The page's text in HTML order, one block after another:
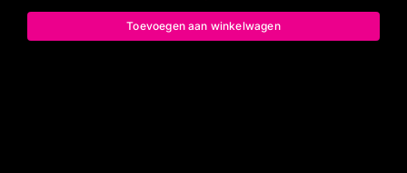
Toevoegen aan winkelwagen